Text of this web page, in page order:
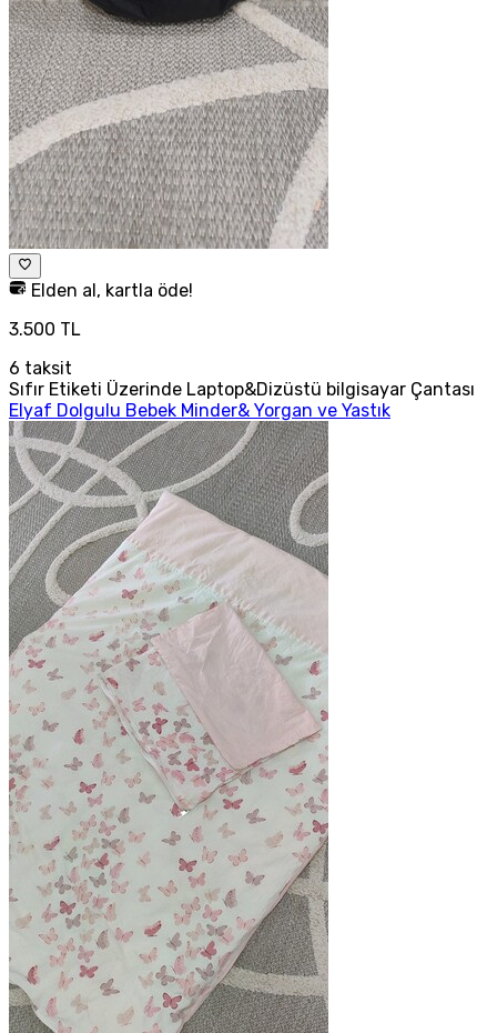
Elden al, kartla öde!
3.500 TL
6 taksit
Sıfır Etiketi Üzerinde Laptop&Dizüstü bilgisayar Çantası
Elyaf Dolgulu Bebek Minder& Yorgan ve Yastık